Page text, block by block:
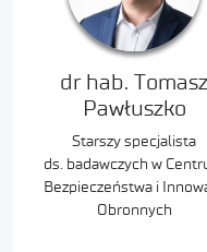
dr hab. Tomasz
Pawłuszko
Starszy specjalista
ds. badawczych w
Bezpieczeństwa i
Obronnych